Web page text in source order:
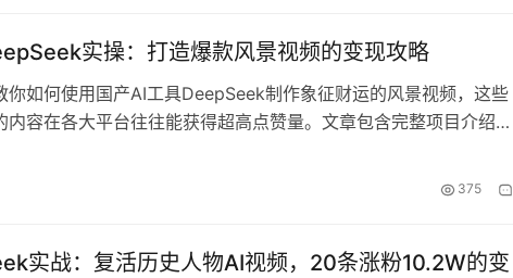
实操：打造爆款风景视频的变现攻略
你如何使用国产AI工具DeepSeek制作象征财运的风景视频，这些
内容在各大平台往往能获得超高点赞量。文章包含完整项目介绍、
375
实战：复活历史人物AI视频，20条涨粉10.2W的变